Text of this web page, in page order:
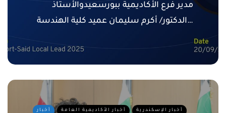
مدير فرع الأكاديمية ببورسعيدوالأستاذ
الدكتور/ أكرم سليمان عميد كلية الهندسة…
أخبار أخبار الأكاديمية العامة أخبار الإسكندرية